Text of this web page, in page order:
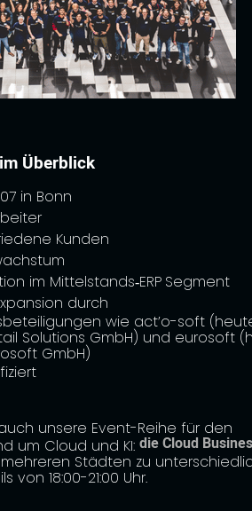
Überblick
in Bonn
Kunden
im Mittelstands‑ERP Segment
durch
wie act’o-soft
Solutions GmbH) und eurosoft
GmbH)
unsere Event-Reihe für den
um Cloud und KI:die Cloud
Städten zu
von 18:00-21:00 Uhr.